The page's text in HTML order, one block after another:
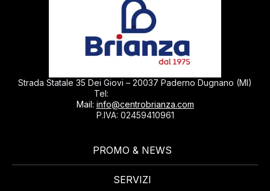
Strada Statale 35 Dei Giovi – 20037 Paderno Dugnano (MI)
Tel:
Mail: info@centrobrianza.com
P.IVA: 02459410961
PROMO & NEWS
SERVIZI